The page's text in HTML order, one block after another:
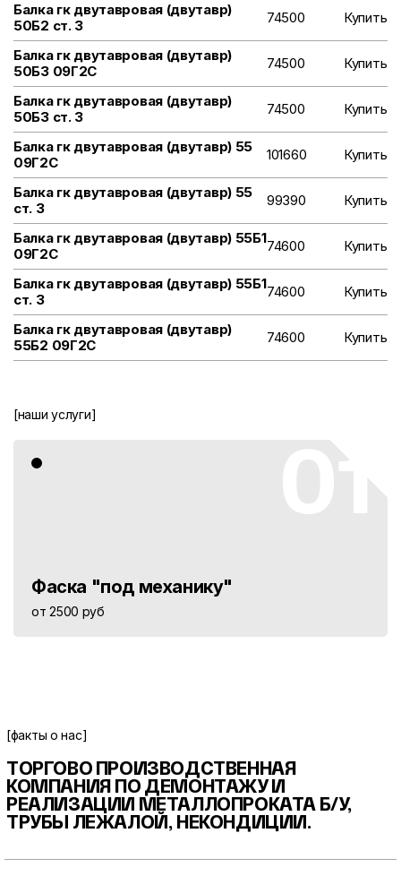
Балка гк двутавровая (двутавр)
50Б2 ст. 3
74500 Купить
Балка гк двутавровая (двутавр)
50Б3 09Г2С
74500 Купить
Балка гк двутавровая (двутавр)
50Б3 ст. 3
74500 Купить
Балка гк двутавровая (двутавр) 55
09Г2С
101660 Купить
Балка гк двутавровая (двутавр) 55
ст. 3
99390 Купить
Балка гк двутавровая (двутавр) 55Б1
09Г2С
74600 Купить
Балка гк двутавровая (двутавр) 55Б1
ст. 3
74600 Купить
Балка гк двутавровая (двутавр)
55Б2 09Г2С
74600 Купить
[наши услуги]
Фаска "под механику"
от 2500 руб
[факты о нас]
ТОРГОВО ПРОИЗВОДСТВЕННАЯ
КОМПАНИЯ ПО ДЕМОНТАЖУ И
РЕАЛИЗАЦИИ МЕТАЛЛОПРОКАТА Б/У,
ТРУБЫ ЛЕЖАЛОЙ, НЕКОНДИЦИИ.